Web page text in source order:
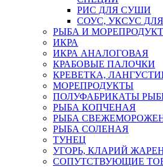
РИС ДЛЯ СУШИ
СОУС, УКСУС
РЫБА И
ИКРА
ИКРА АНАЛОГОВАЯ
КРАБОВЫЕ ПАЛОЧКИ
КРЕВЕТКА,
МОРЕПРОДУКТЫ
ПОЛУФАБРИКАТЫ
РЫБА КОПЧЕНАЯ
РЫБА
РЫБА СОЛЕНАЯ
ТУНЕЦ
УГОРЬ, КЛАРИЙ
СОПУТСТВУЮЩИЕ